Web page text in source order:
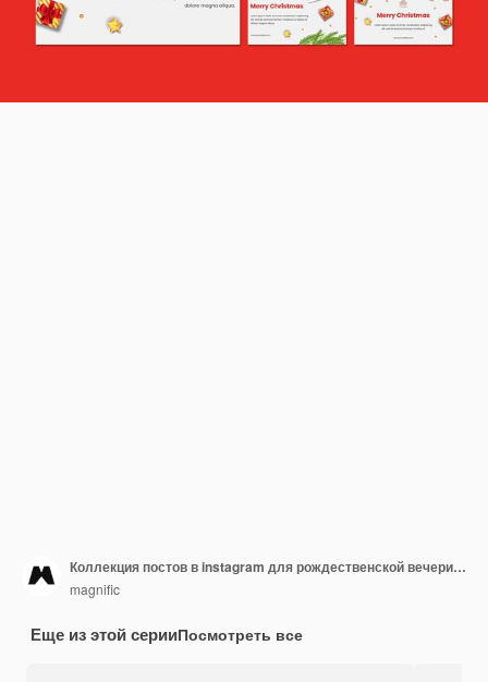
Коллекция постов в instagram для рождественской вечеринки с детьми в новогодних шапках
magnific
Еще из этой серииПосмотреть все